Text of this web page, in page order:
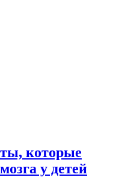
которые
у детей